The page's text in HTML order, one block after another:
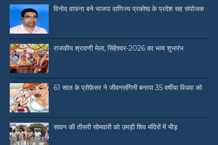
विनोद वाफना बने भाजपा वाणिज्य प्रकोष्ठ के प्रदेश सह संयोजक
राजकीय श्रावणी मेला, सिंहेश्वर-2026 का भव्य शुभारंभ
61 साल के प्रोफ़ेसर ने जीवनसंगिनी बनाया 35 वर्षीया विधवा को
सावन की तीसरी सोमवारी को उमड़ी शिव मंदिरों में भीड़